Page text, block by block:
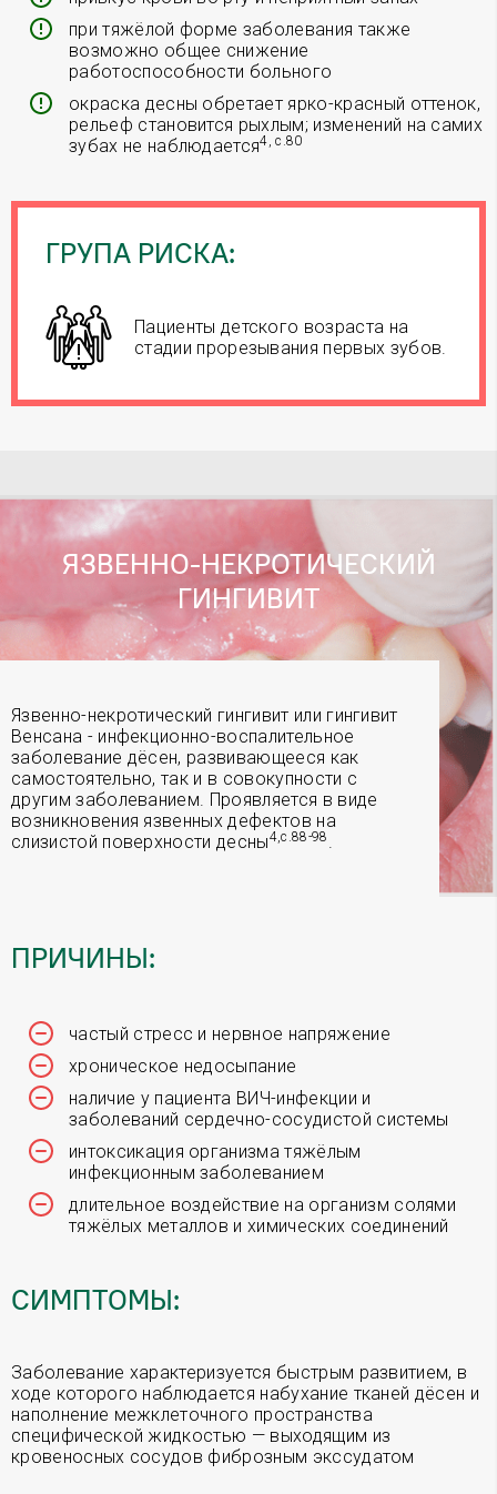
при тяжёлой форме заболевания также
возможно общее снижение
работоспособности больного
окраска десны обретает ярко-красный оттенок,
рельеф становится рыхлым; изменений на самих
зубах не наблюдается4, с.80
ГРУПА РИСКА:
Пациенты детского возраста на
стадии прорезывания первых зубов.
ЯЗВЕННО-НЕКРОТИЧЕСКИЙ
ГИНГИВИТ
Язвенно-некротический гингивит или гингивит
Венсана - инфекционно-воспалительное
заболевание дёсен, развивающееся как
самостоятельно, так и в совокупности с
другим заболеванием. Проявляется в виде
возникновения язвенных дефектов на
слизистой поверхности десны4,с.88-98 .
ПРИЧИНЫ:
частый стресс и нервное напряжение
хроническое недосыпание
наличие у пациента ВИЧ-инфекции и
заболеваний сердечно-сосудистой системы
интоксикация организма тяжёлым
инфекционным заболеванием
длительное воздействие на организм солями
тяжёлых металлов и химических соединений
СИМПТОМЫ:
Заболевание характеризуется быстрым развитием, в
ходе которого наблюдается набухание тканей дёсен и
наполнение межклеточного пространства
специфической жидкостью — выходящим из
кровеносных сосудов фиброзным экссудатом